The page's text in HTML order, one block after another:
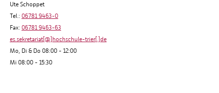
Ute Schoppet
Tel.: 06781 9463-0
Fax: 06781 9463-63
es.sekretariat[@]hochschule-trier[.]de
Mo, Di & Do 08:00 - 12:00
Mi 08:00 - 15:30